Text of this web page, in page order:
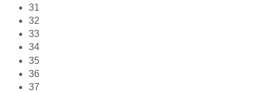
31
32
33
34
35
36
37